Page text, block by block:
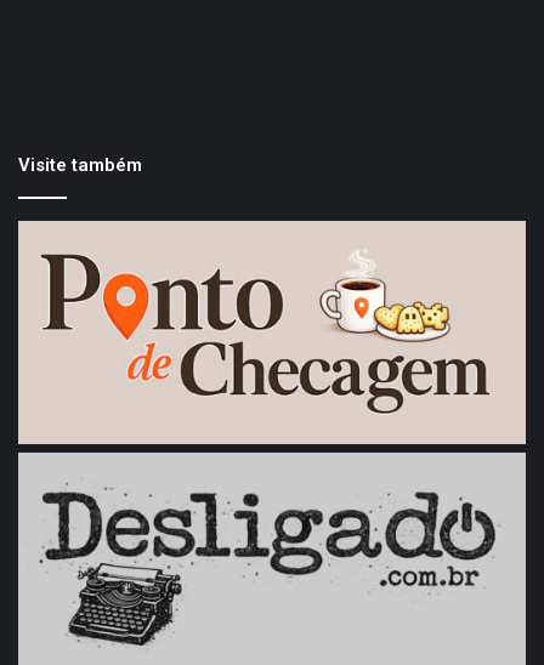
Visite também